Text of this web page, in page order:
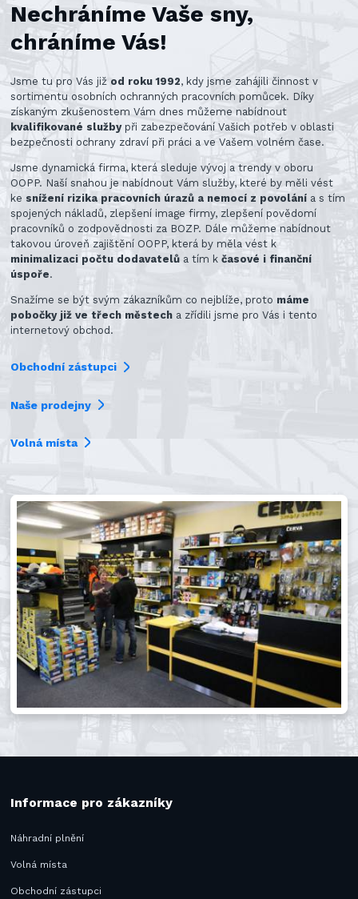
Nechráníme Vaše sny,
chráníme Vás!
Jsme tu pro Vás již od roku 1992, kdy jsme zahájili činnost v
sortimentu osobních ochranných pracovních pomůcek. Díky
získaným zkušenostem Vám dnes můžeme nabídnout
kvalifikované službypři zabezpečování Vašich potřeb v oblasti
bezpečnosti ochrany zdraví při práci a ve Vašem volném čase.
Jsme dynamická firma, která sleduje vývoj a trendy v oboru
OOPP. Naší snahou je nabídnout Vám služby, které by měli vést
ke snížení rizika pracovních úrazů a nemocí z povolání a s tím
spojených nákladů, zlepšení image firmy, zlepšení povědomí
pracovníků o zodpovědnosti za BOZP. Dále můžeme nabídnout
takovou úroveň zajištění OOPP, která by měla vést k
minimalizaci počtu dodavatelů a tím kčasové i finanční
úspoře.
Snažíme se být svým zákazníkům co nejblíže, proto máme
pobočky již ve třech městech a zřídili jsme pro Vás i tento
internetový obchod.
Obchodní zástupci
Naše prodejny
Volná místa
Informace pro zákazníky
Náhradní plnění
Volná místa
Obchodní zástupci